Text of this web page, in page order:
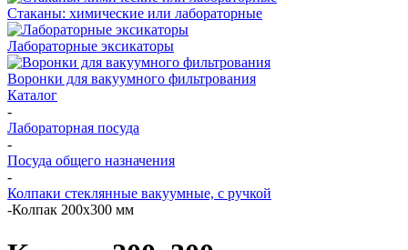
Стаканы: химические или лабораторные
Лабораторные эксикаторы
Воронки для вакуумного фильтрования
Каталог
-
Лабораторная посуда
-
Посуда общего назначения
-
Колпаки стеклянные вакуумные, с ручкой
-Колпак 200х300 мм